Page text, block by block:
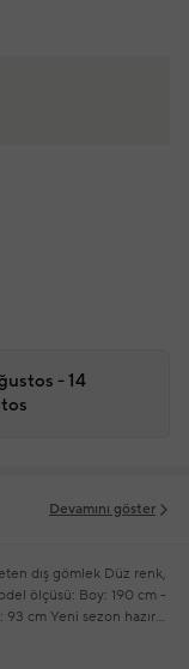
- 14
Devamını göster
dış gömlek Düz renk,
ölçüsü: Boy: 190 cm -
93 cm Yeni sezon hazır
yapılmaktadır